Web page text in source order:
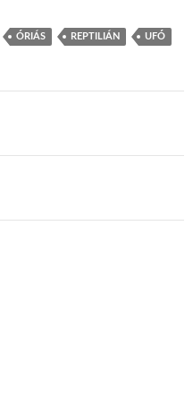
ÓRIÁS REPTILIÁN UFÓ